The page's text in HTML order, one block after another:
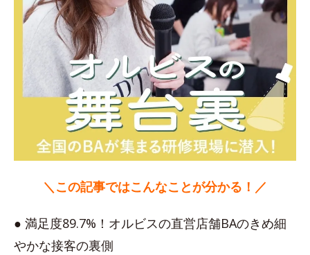
＼この記事ではこんなことが分かる！／
● 満足度89.7%！オルビスの直営店舗BAのきめ細
やかな接客の裏側